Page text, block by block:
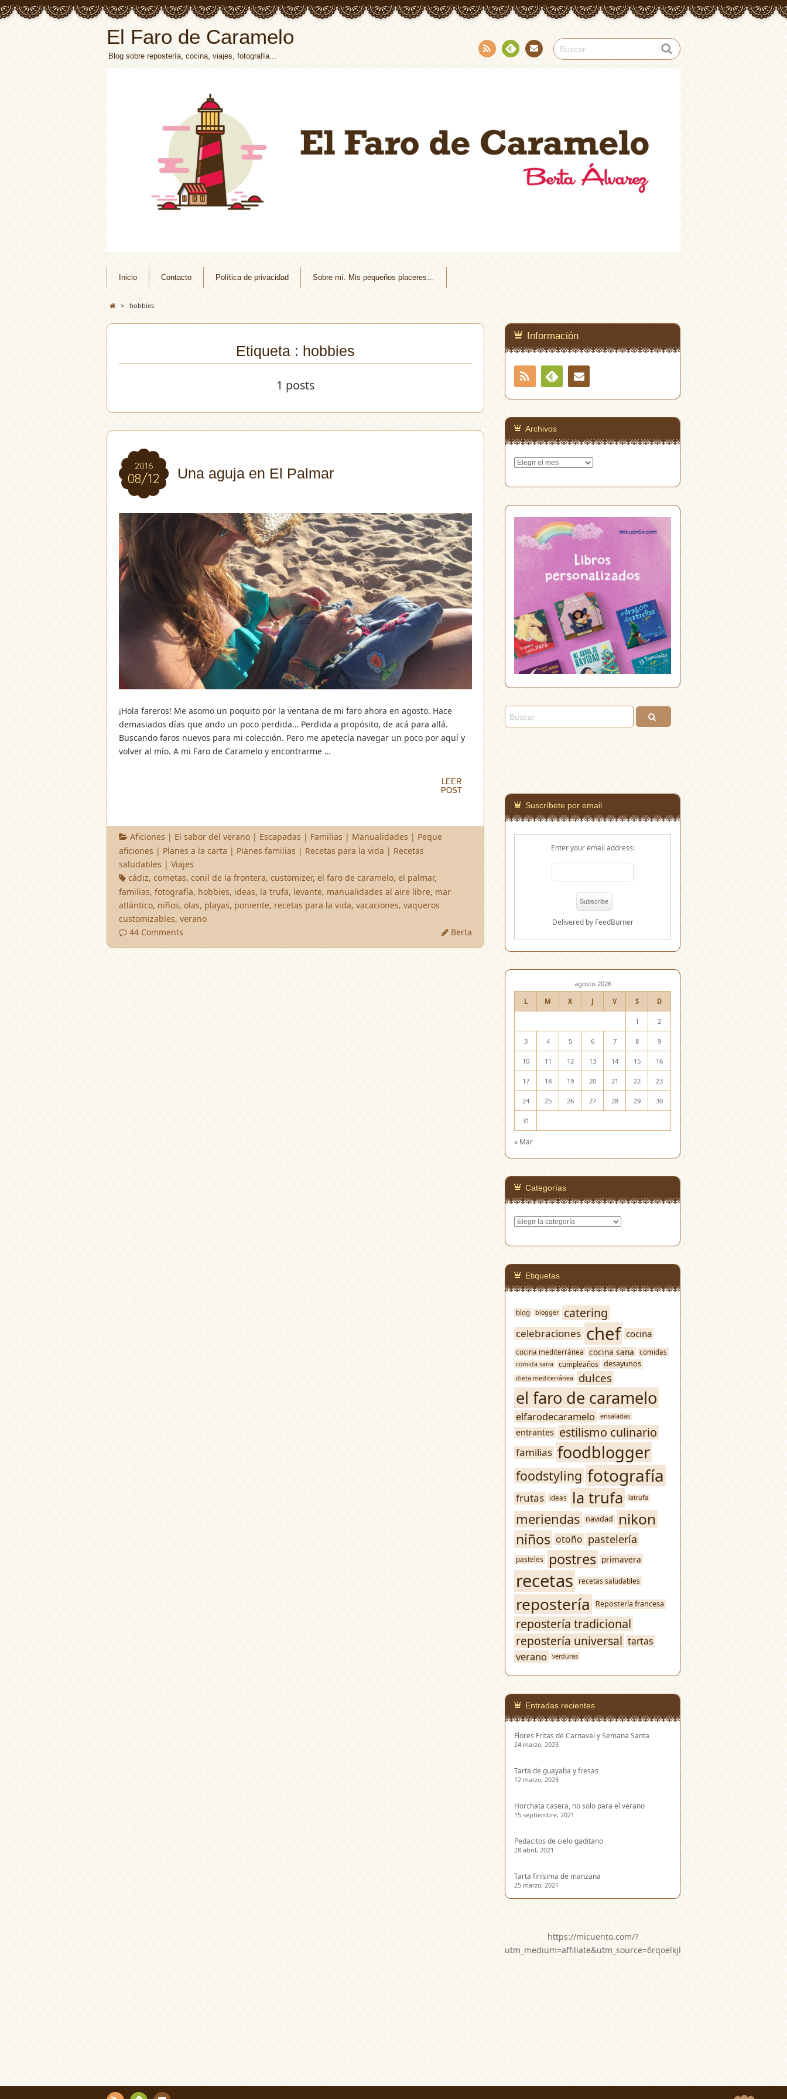
El Faro de Caramelo
Blog sobre repostería, cocina, viajes, fotografía...
Inicio Contacto Política de privacidad Sobre mí. Mis pequeños placeres…
> hobbies
Etiqueta : hobbies
1 posts
2016
08/12
2016
08/12 Una aguja en El Palmar
¡Hola fareros! Me asomo un poquito por la ventana de mi faro ahora en agosto. Hace
demasiados días que ando un poco perdida… Perdida a propósito, de acá para allá.
Buscando faros nuevos para mi colección. Pero me apetecía navegar un poco por aquí y
volver al mío. A mi Faro de Caramelo y encontrarme …
LEER
POST
LEER
POST
Aficiones | El sabor del verano | Escapadas | Familias | Manualidades | Peque
aficiones | Planes a la carta | Planes familias | Recetas para la vida | Recetas
saludables | Viajes
cádiz,cometas,conil de la frontera,customizer,el faro de caramelo,el palmar,
familias, fotografía, hobbies, ideas, la trufa, levante, manualidades al aire libre, mar
atlántico, niños, olas, playas, poniente, recetas para la vida, vacaciones, vaqueros
customizables, verano
44 Comments
Berta
Información
RSS
Feedly
Archivos
Archivos
Suscríbete por email
Enter your email address:
Delivered by FeedBurner
agosto 2026
L M X J V S D
1 2
3 4 5 6 7 8 9
10 11 12 13 14 15 16
17 18 19 20 21 22 23
24 25 26 27 28 29 30
31
« Mar
Categorías
Categorías
Etiquetas
blog blogger catering
celebraciones chef cocina
cocina mediterránea cocina sana comidas
comida sana cumpleaños desayunos
dieta mediterránea dulces
el faro de caramelo
elfarodecaramelo ensaladas
entrantes estilismo culinario
familias foodblogger
foodstyling fotografía
frutas ideas la trufa latrufa
meriendas navidad nikon
niños otoño pastelería
pasteles postres primavera
recetas recetas saludables
repostería Repostería francesa
repostería tradicional
repostería universal tartas
verano verduras
Entradas recientes
Flores Fritas de Carnaval y Semana Santa
24 marzo, 2023
Tarta de guayaba y fresas
12 marzo, 2023
Horchata casera, no solo para el verano
15 septiembre, 2021
Pedacitos de cielo gaditano
28 abril, 2021
Tarta finísima de manzana
25 marzo, 2021
https://micuento.com/?
utm_medium=affiliate&utm_source=6rqoelkjkwg